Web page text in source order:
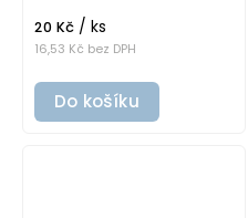
16,53 Kč bez DPH
20 Kč / ks
Do košíku